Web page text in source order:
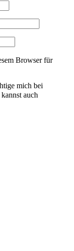
Browser für
mich bei
auch